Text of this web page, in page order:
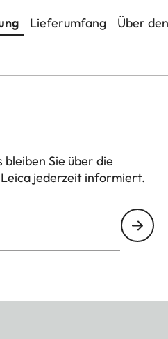
Lieferumfang Über
Sie über die
jederzeit informiert.